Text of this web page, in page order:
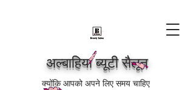
अल्बाहिया ब्यूटी सैलून
क्योंकि आपको अपने लिए समय चाहिए